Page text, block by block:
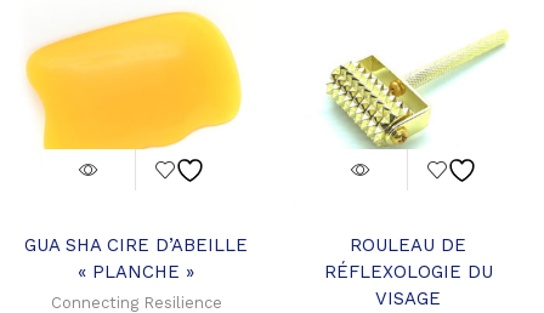
GUA SHA CIRE D’ABEILLE
« PLANCHE »
Connecting Resilience
ROULEAU DE
RÉFLEXOLOGIE DU
VISAGE